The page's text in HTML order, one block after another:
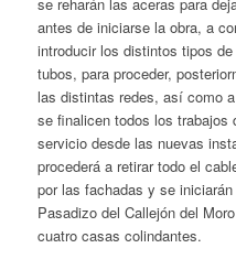
antes de iniciarse la obra, a
introducir los distintos tipos
tubos, para proceder,
las distintas redes, así como
se finalicen todos los trabajos
servicio desde las nuevas
procederá a retirar todo el
por las fachadas y se
Pasadizo del Callejón del
cuatro casas colindantes.